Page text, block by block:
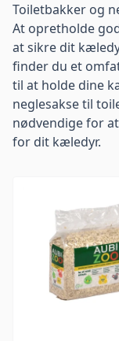
Toiletbakker og
At opretholde
at sikre dit
finder du et
til at holde dine
neglesakse til
nødvendige for
for dit kæledyr.